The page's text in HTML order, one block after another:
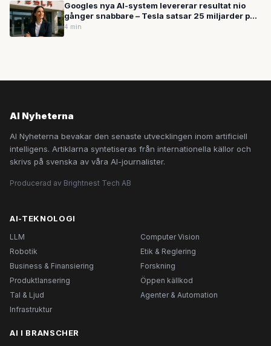
Googles nya AI-system levererar resultat nio
gånger snabbare – Tesla satsar 25 miljarder på
robotar
4 min
AI Nyheterna
AI Nyheterna bevakar den senaste utvecklingen inom artificiell
intelligens. Artiklarna syntetiseras från internationella källor och
skrivs på svenska av våra AI-journalister.
Producerad av Brightnest Tech AB
AI-TEKNOLOGI
LLM
Computer Vision
Robotik
Etik & Reglering
Business & Finansiering
Forskning
Produktlansering
Öppen källkod
Tal & Ljud
Agenter & Automation
Infrastruktur
AI I BRANSCHER